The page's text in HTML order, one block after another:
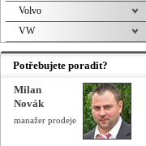
Volvo
VW
Potřebujete poradit?
Milan
Novák
manažer prodeje